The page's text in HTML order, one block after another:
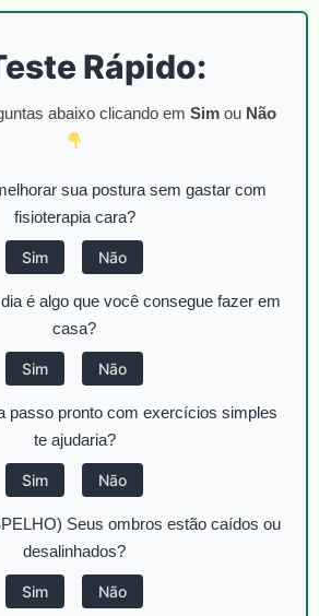
Rápido:
abaixo clicando em Simou Não
sua postura sem gastar com
fisioterapia cara?
Sim Não
é algo que você consegue fazer em
casa?
Sim Não
passo pronto com exercícios simples
te ajudaria?
Sim Não
Seus ombros estão caídos ou
desalinhados?
Sim Não